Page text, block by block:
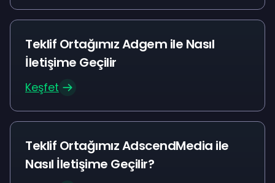
Teklif Ortağımız Adgem ile Nasıl
İletişime Geçilir
Keşfet
Teklif Ortağımız AdscendMedia ile
Nasıl İletişime Geçilir?